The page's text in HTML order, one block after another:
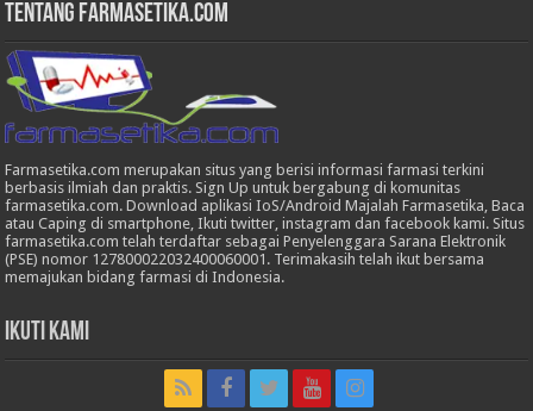
Tentang Farmasetika.com
Farmasetika.com merupakan situs yang berisi informasi farmasi terkini
berbasis ilmiah dan praktis. Sign Up untuk bergabung di komunitas
farmasetika.com. Download aplikasi IoS/Android Majalah Farmasetika, Baca
atau Caping di smartphone, Ikuti twitter, instagram dan facebook kami. Situs
farmasetika.com telah terdaftar sebagai Penyelenggara Sarana Elektronik
(PSE) nomor 127800022032400060001. Terimakasih telah ikut bersama
memajukan bidang farmasi di Indonesia.
Ikuti Kami